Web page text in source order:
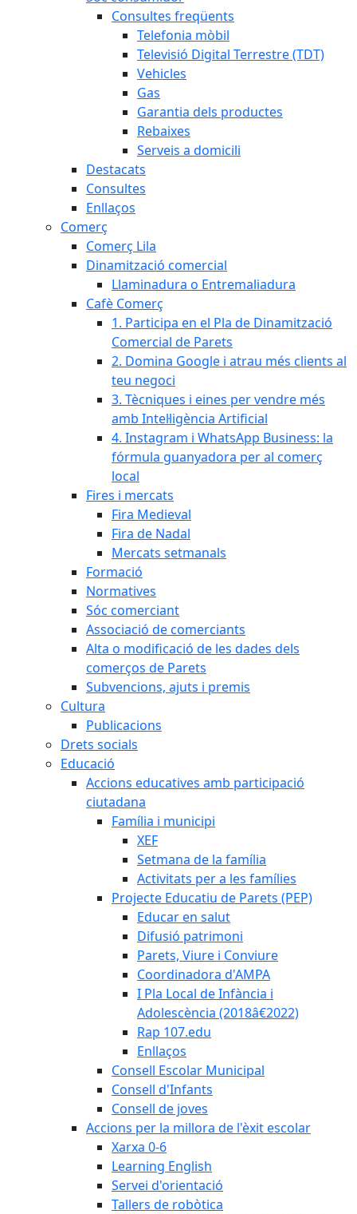
Consultes freqüents
Telefonia mòbil
Televisió Digital Terrestre (TDT)
Vehicles
Gas
Garantia dels productes
Rebaixes
Serveis a domicili
Destacats
Consultes
Enllaços
Comerç
Comerç Lila
Dinamització comercial
Llaminadura o Entremaliadura
Cafè Comerç
1. Participa en el Pla de Dinamització
Comercial de Parets
2. Domina Google i atrau més clients al
teu negoci
3. Tècniques i eines per vendre més
amb Intel·ligència Artificial
4. Instagram i WhatsApp Business: la
fórmula guanyadora per al comerç
local
Fires i mercats
Fira Medieval
Fira de Nadal
Mercats setmanals
Formació
Normatives
Sóc comerciant
Associació de comerciants
Alta o modificació de les dades dels
comerços de Parets
Subvencions, ajuts i premis
Cultura
Publicacions
Drets socials
Educació
Accions educatives amb participació
ciutadana
Família i municipi
XEF
Setmana de la família
Activitats per a les famílies
Projecte Educatiu de Parets (PEP)
Educar en salut
Difusió patrimoni
Parets, Viure i Conviure
Coordinadora d'AMPA
I Pla Local de Infància i
Adolescència (2018â€2022)
Rap 107.edu
Enllaços
Consell Escolar Municipal
Consell d'Infants
Consell de joves
Accions per la millora de l'èxit escolar
Xarxa 0-6
Learning English
Servei d'orientació
Tallers de robòtica